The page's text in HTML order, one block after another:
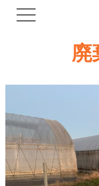
navigation
廃